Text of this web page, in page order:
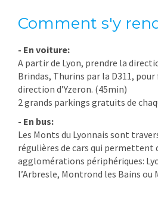
Comment s'y
- En voiture:
A partir de Lyon, prendre la
Brindas, Thurins par la D311,
direction d’Yzeron. (45min)
2 grands parkings gratuits de
- En bus:
Les Monts du Lyonnais sont
régulières de cars qui permettent
agglomérations périphériques:
l’Arbresle, Montrond les Bains ou